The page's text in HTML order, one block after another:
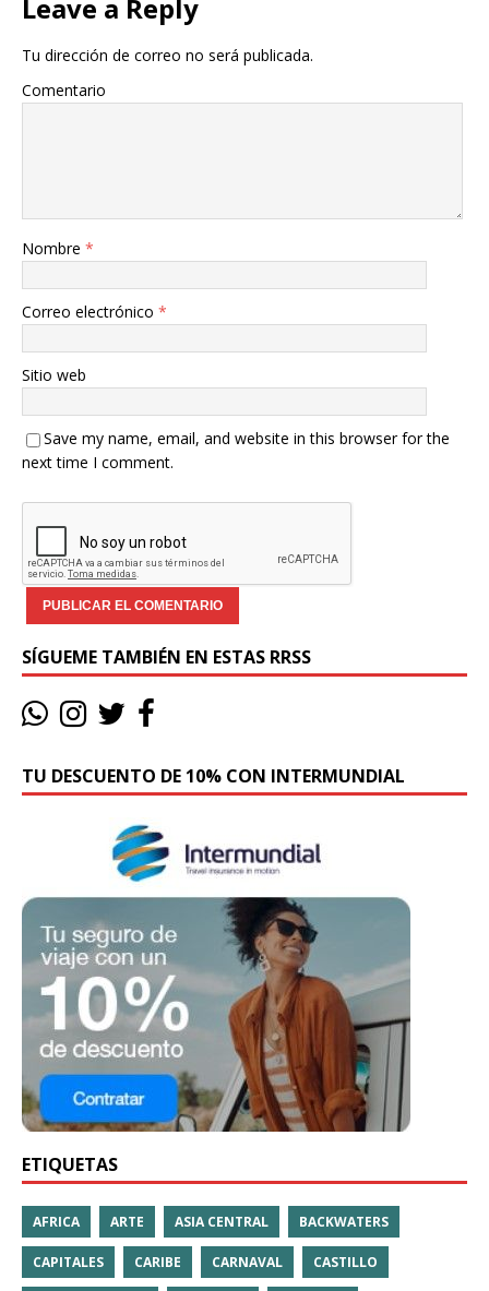
Leave a Reply
Tu dirección de correo no será publicada.
Comentario
Nombre *
Correo electrónico *
Sitio web
Save my name, email, and website in this browser for the
next time I comment.
SÍGUEME TAMBIÉN EN ESTAS RRSS
TU DESCUENTO DE 10% CON INTERMUNDIAL
ETIQUETAS
AFRICA ARTE ASIA CENTRAL BACKWATERS
CAPITALES CARIBE CARNAVAL CASTILLO